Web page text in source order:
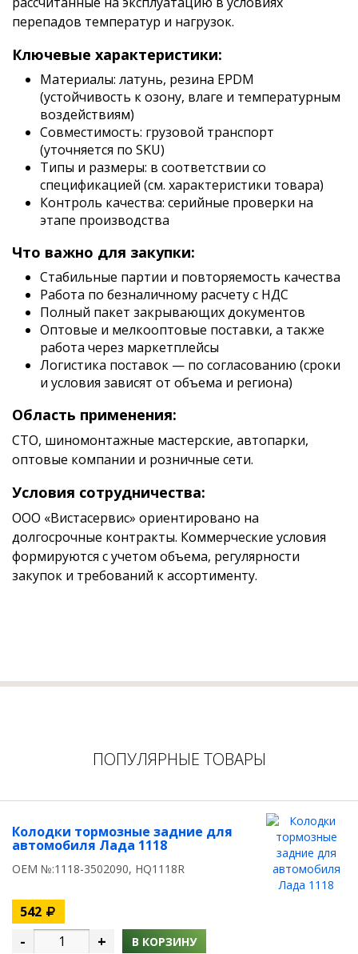
перепадов температур и нагрузок.
Ключевые характеристики:
Материалы: латунь, резина EPDM
(устойчивость к озону, влаге и температурным
воздействиям)
Совместимость: грузовой транспорт
(уточняется по SKU)
Типы и размеры: в соответствии со
спецификацией (см. характеристики товара)
Контроль качества: серийные проверки на
этапе производства
Что важно для закупки:
Стабильные партии и повторяемость качества
Работа по безналичному расчету с НДС
Полный пакет закрывающих документов
Оптовые и мелкооптовые поставки, а также
работа через маркетплейсы
Логистика поставок — по согласованию (сроки
и условия зависят от объема и региона)
Область применения:
СТО, шиномонтажные мастерские, автопарки,
оптовые компании и розничные сети.
Условия сотрудничества:
ООО «Вистасервис» ориентировано на
долгосрочные контракты. Коммерческие условия
формируются с учетом объема, регулярности
закупок и требований к ассортименту.
ПОПУЛЯРНЫЕ ТОВАРЫ
Колодки тормозные задние для
автомобиля Лада 1118
OEM №:1118-3502090, HQ1118R
542
- + В КОРЗИНУ